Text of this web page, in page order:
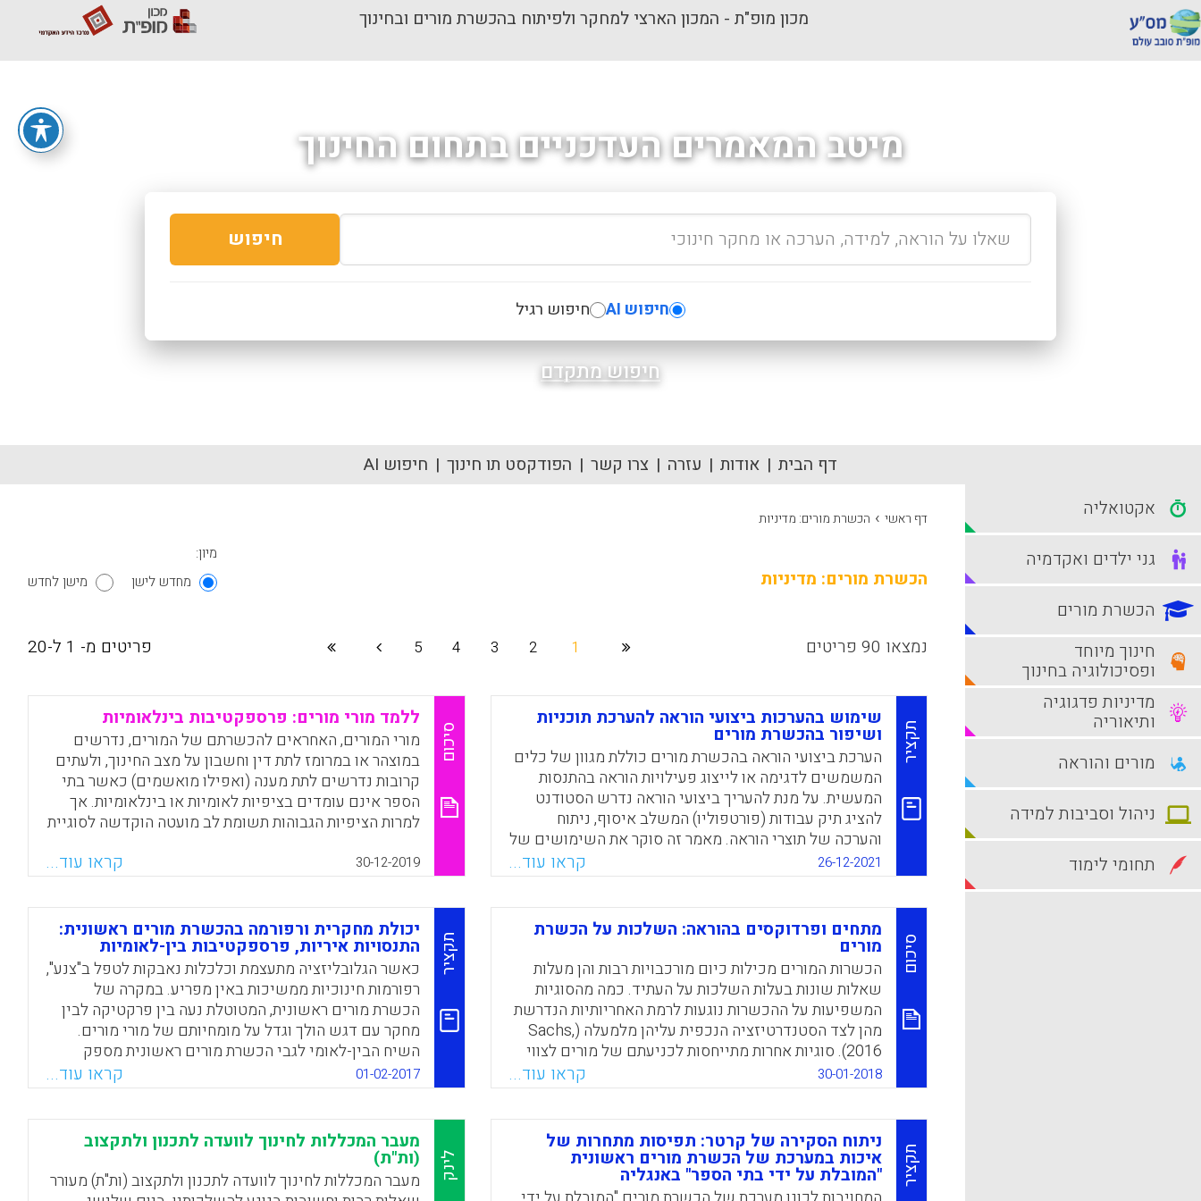
מכון מופ"ת - המכון הארצי למחקר ולפיתוח בהכשרת מורים ובחינוך
מיטב המאמרים העדכניים בתחום החינוך
חיפוש
חיפוש AI חיפוש רגיל
חיפוש מתקדם
דף הבית אודות עזרה צרו קשר הפודקסט תו חינוך חיפוש AI
דף ראשי › הכשרת מורים: מדיניות
הכשרת מורים: מדיניות
מיון:
מחדש לישן
מישן לחדש
נמצאו 90 פריטים פריטים מ- 1 ל-20 1
2
3
4
5
תקציר
שימוש בהערכות ביצועי הוראה להערכת תוכניות
ושיפור בהכשרת מורים
הערכת ביצועי הוראה בהכשרת מורים כוללת מגוון של כלים
המשמשים לדגימה או לייצוג פעילויות הוראה בהתנסות
המעשית. על מנת להעריך ביצועי הוראה נדרש הסטודנט
להציג תיק עבודות (פורטפוליו) המשלב איסוף, ניתוח
והערכה של תוצרי הוראה. מאמר זה סוקר את השימושים של
הערכות ביצועי הוראה של סטודנטים כמשאבים ללמידה,
הערכת תוכניות ושיפור הכשרת המורים. בנוסף, מציג
המאמר המלצות מעשיות למדיניות באשר ליישום ושימוש
בהערכות של ביצועי הוראה בהכשרה המעשית.
WhatsApp
Facebook
Email
X
26-12-2021 קראו עוד...
סיכום
ללמד מורי מורים: פרספקטיבות בינלאומיות
מורי המורים, האחראים להכשרתם של המורים, נדרשים
במוצהר או במרומז לתת דין וחשבון על מצב החינוך, ולעתים
קרובות נדרשים לתת מענה (ואפילו מואשמים) כאשר בתי
הספר אינם עומדים בציפיות לאומיות או בינלאומיות. אך
למרות הציפיות הגבוהות תשומת לב מועטה הוקדשה לסוגיית
שתחום פדגוגי זה מעלה. במאמר זה מוצגות ומנותחות גישות
להוראת מורי מורים בארבע מדינות, הנבדלות ביניהן באופן
ניכר מבחינת ההקשרים ההיסטוריים הגאו-פוליטיים
והמדיניות – ארה"ב, ניו זילנד, ישראל ונורבגיה. כותבות
המאמר מציגות את ההצלבות התמאטיות בין הסוגיות השונות
שעלו בכל מדינה ומדינה ומציגות עמדה מפרספקטיבה
בינלאומית על המדיניות והנהלים הקשורים להוראת מורים
והוראת מורי מורים.
WhatsApp
Facebook
Email
X
30-12-2019 קראו עוד...
סיכום
מתחים ופרדוקסים בהוראה: השלכות על הכשרת
מורים
הכשרות המורים מכילות כיום מורכבויות רבות והן מעלות
שאלות שונות בעלות השלכות על העתיד. כמה מהסוגיות
המשפיעות על ההכשרות נוגעות לרמת האחריותיות הנדרשת
מהן לצד הסטנדרטיזציה הנכפית עליהן מלמעלה (Sachs,
2016). סוגיות אחרות מתייחסות לכניעתם של מורים לצווי
התרבות ההישגית, תוך ביקורת מתמדת על פעולותיהם,
המתלווה לירידה באוטונומיה המקצועית שלהם, וכל זאת
בסביבה של חשד וחוסר אמון עליה מעידים מורים ברחבי
העולם (Sachs and Mockler, 2012). על כל אלה יש
להוסיף שינויים של השנים האחרונות שנגרמו בעקבות גלי
ההגירה והרב תרבותיות המוסיפים עוד נדבכים לעבודת
המורה ומשליכים כמובן גם על מורכבות האתגרים של
30-01-2018 קראו עוד...
תקציר
יכולת מחקרית ורפורמה בהכשרת מורים ראשונית:
התנסויות איריות, פרספקטיבות בין-לאומיות
כאשר הגלובליזציה מתעצמת וכלכלות נאבקות לטפל ב"צנע",
רפורמות חינוכיות ממשיכות באין מפריע. במקרה של
הכשרת מורים ראשונית, המטוטלת נעה בין פרקטיקה לבין
מחקר עם דגש הולך וגדל על מומחיותם של מורי מורים.
השיח הבין-לאומי לגבי הכשרת מורים ראשונית מספק
הֶקשר חשוב עבור מדיניות ורפורמות איריות נוכחיות. על רקע
זה, הממצאים של מחקר שיטתי לגבי היכולות המחקריות
והפעילויות של סגלי ההוראה בתכניות הכשרת מורים
ראשונית מנותחים ונידונים בצורה ביקורתית (Gleeson, Jim;
Sugrue, Ciaran; O'Flaherty, Joanne, 2017).
01-02-2017 קראו עוד...
תקציר
ניתוח הסקירה של קרטר: תפיסות מתחרות של
איכות במערכת של הכשרת מורים ראשונית
"המובלת על ידי בתי הספר" באנגליה לינק
מעבר המכללות לחינוך לוועדה לתכנון ולתקצוב
(ות"ת)
מעבר המכללות לחינוך לוועדה לתכנון ולתקצוב (ות"ת) מעורר
אקטואליה
גני ילדים ואקדמיה
הכשרת מורים
חינוך מיוחד
ופסיכולוגיה בחינוך
מדיניות פדגוגיה
ותיאוריה
מורים והוראה
ניהול וסביבות למידה
תחומי לימוד